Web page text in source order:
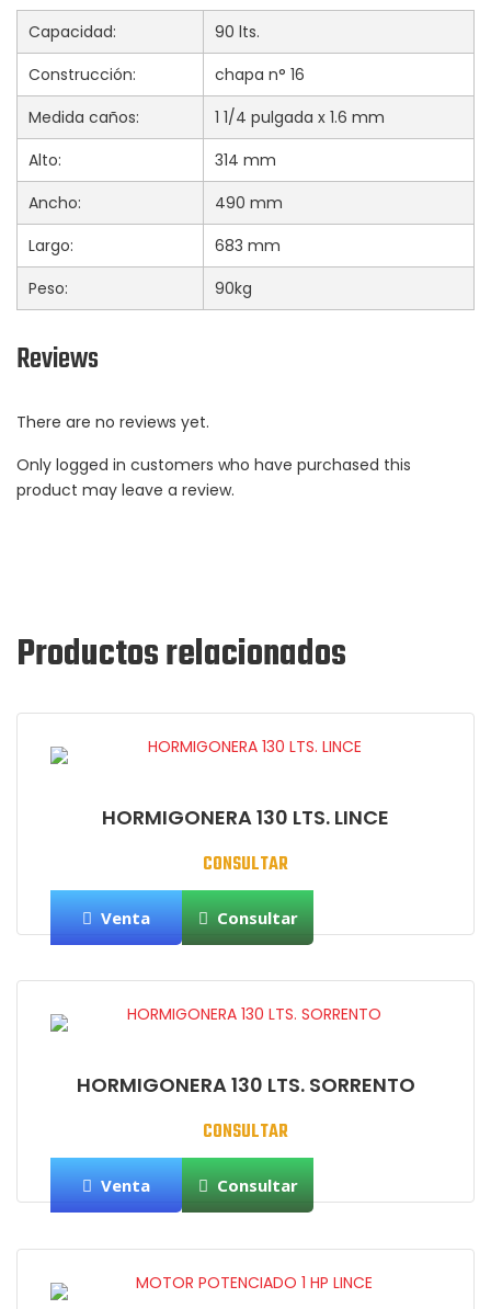
Capacidad:
90 lts.
Construcción:
chapa n° 16
Medida caños:
1 1/4 pulgada x 1.6 mm
Alto:
314 mm
Ancho:
490 mm
Largo:
683 mm
Peso:
90kg
Reviews
There are no reviews yet.
Only logged in customers who have purchased this
product may leave a review.
Productos relacionados
HORMIGONERA 130 LTS. LINCE
CONSULTAR
HORMIGONERA 130 LTS. SORRENTO
CONSULTAR
Venta Consultar
Venta Consultar